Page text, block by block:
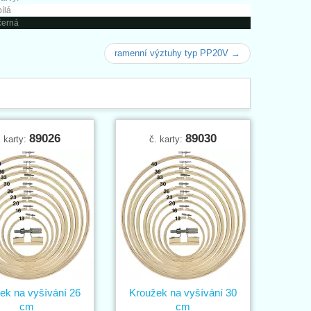
ramenní výztuhy typ PP20V →
karty: 89026
na vyšívání 26
cm
č. karty: 89030
Kroužek na vyšívání 30
cm